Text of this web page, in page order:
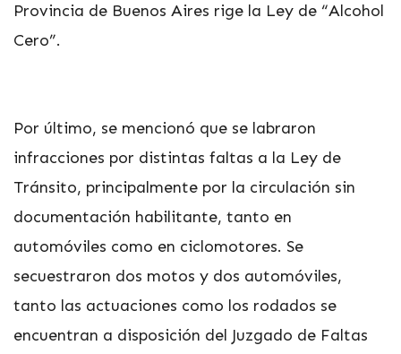
Provincia de Buenos Aires rige la Ley de “Alcohol
Cero”.
Por último, se mencionó que se labraron
infracciones por distintas faltas a la Ley de
Tránsito, principalmente por la circulación sin
documentación habilitante, tanto en
automóviles como en ciclomotores. Se
secuestraron dos motos y dos automóviles,
tanto las actuaciones como los rodados se
encuentran a disposición del Juzgado de Faltas